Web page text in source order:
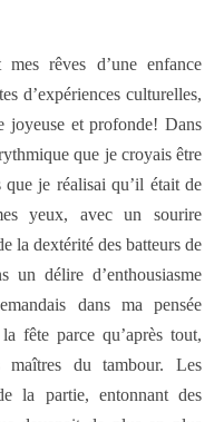
rêves d’une enfance
d’expériences culturelles,
joyeuse et profonde! Dans
que je croyais être
que je réalisai qu’il était de
yeux, avec un sourire
la dextérité des batteurs de
un délire d’enthousiasme
dans ma pensée
fête parce qu’après tout,
du tambour. Les
la partie, entonnant des